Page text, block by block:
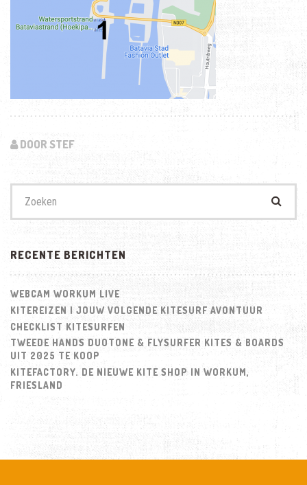
DOOR STEF
naar:
RECENTE BERICHTEN
WEBCAM WORKUM LIVE
KITEREIZEN | JOUW VOLGENDE KITESURF AVONTUUR
CHECKLIST KITESURFEN
TWEEDE HANDS DUOTONE & FLYSURFER KITES & BOARDS
UIT 2025 TE KOOP
KITEFACTORY. DE NIEUWE KITE SHOP IN WORKUM,
FRIESLAND